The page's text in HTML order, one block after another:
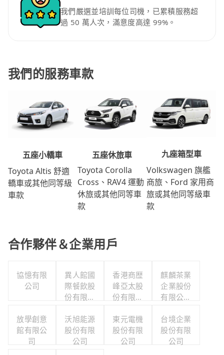
我們嚴選並培訓每位司機，已累積服務超
過 50 萬人次，滿意度高達 99%。
我們的服務車款
五座小轎車
Toyota Altis 舒適
轎車或其他同等級
車款
五座休旅車
Toyota Corolla
Cross、RAV4 運動
休旅或其他同等車
款
九座箱型車
Volkswagen 旗艦
商旅、Ford 家用商
旅或其他同等級車
款
合作夥伴＆企業用戶
協憶有限
公司
異人館國
際餐飲股
份有限公
公司
香港商歴
峰亞太股
份有限公
公司
麒麟茶業
企業股份
有限公司
處
放學創意
館有限公
司
沃旭能源
股份有限
公司
東元電機
股份有限
公司
台境企業
股份有限
公司